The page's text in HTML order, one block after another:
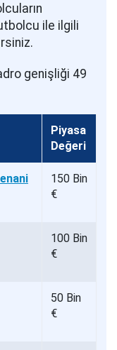
ile ilgili
genişliği 49
Piyasa
Değeri
150 Bin
€
100 Bin
€
50 Bin
€